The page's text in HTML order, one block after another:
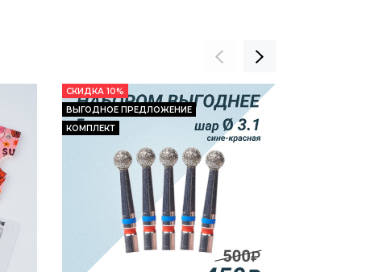
СКИДКА 10%
ВЫГОДНОЕ ПРЕДЛОЖЕНИЕ
КОМПЛЕКТ